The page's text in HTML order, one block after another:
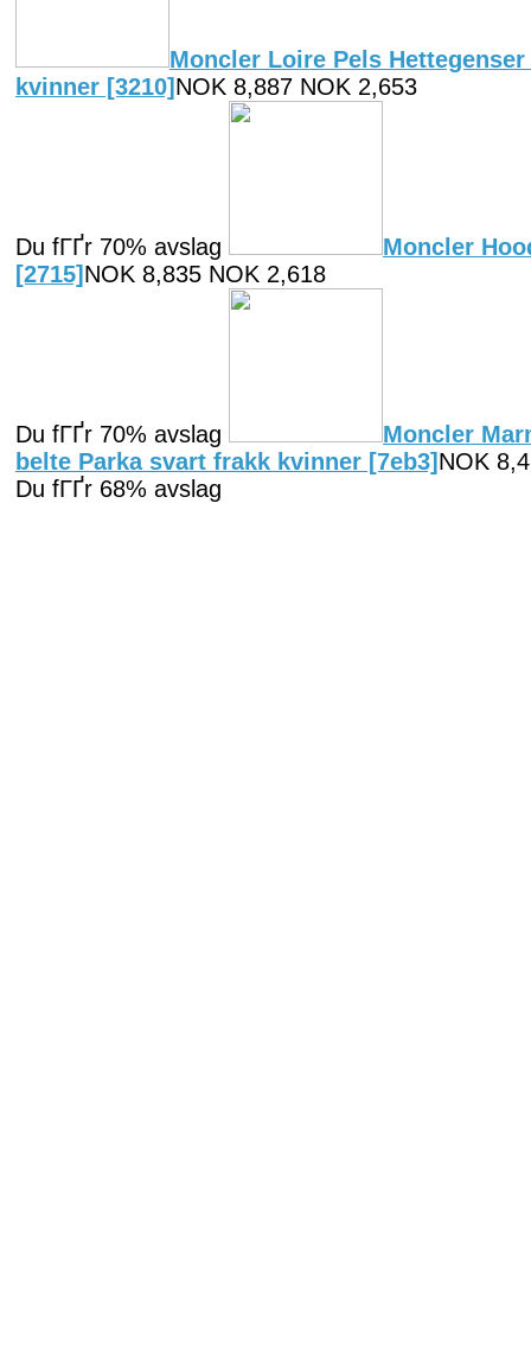
Moncler Loire Pels
kvinner [3210] NOK 8,887 NOK 2,653
Du fГҐr 70% avslag
Moncler
[2715] NOK 8,835 NOK 2,618
Du fГҐr 70% avslag
Moncler
belte Parka svart frakk kvinner [7eb3] NOK
Du fГҐr 68% avslag